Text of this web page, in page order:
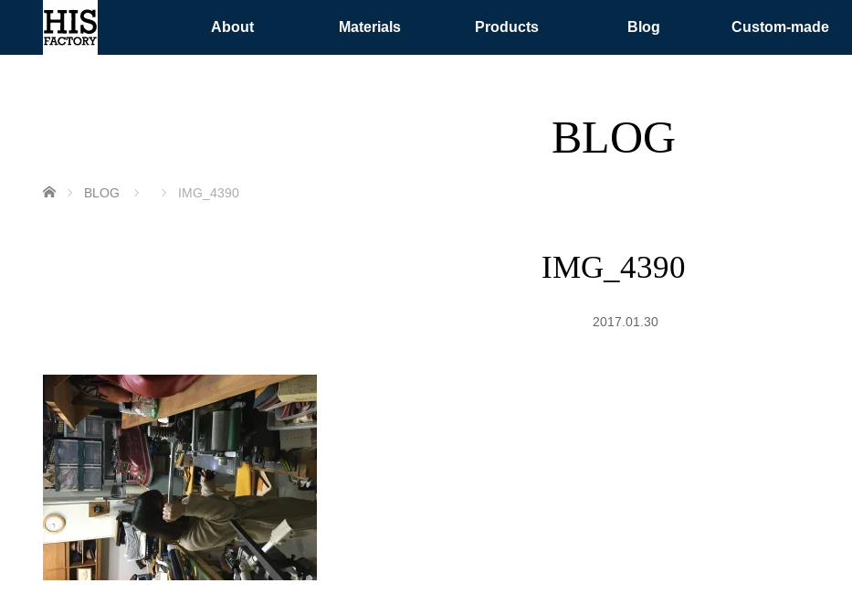
About Materials Products Blog Custom-made
BLOG
ホーム BLOG IMG_4390
IMG_4390
2017.01.30